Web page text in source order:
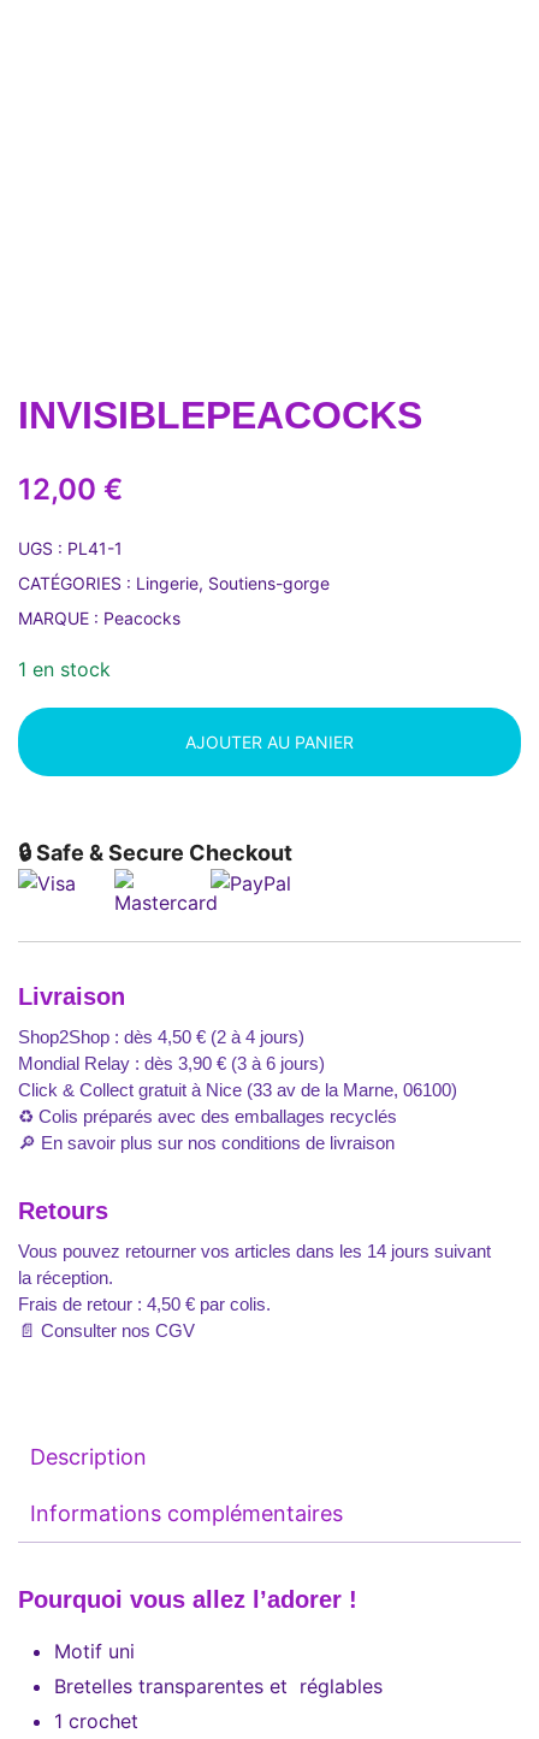
INVISIBLEPEACOCKS
12,00 €
UGS : PL41-1
CATÉGORIES : Lingerie, Soutiens-gorge
MARQUE : Peacocks
1 en stock
AJOUTER AU PANIER
🔒 Safe & Secure Checkout
Livraison
Shop2Shop : dès 4,50 € (2 à 4 jours)
Mondial Relay : dès 3,90 € (3 à 6 jours)
Click & Collect gratuit à Nice (33 av de la Marne, 06100)
♻️ Colis préparés avec des emballages recyclés
🔎 En savoir plus sur nos conditions de livraison
Retours
Vous pouvez retourner vos articles dans les 14 jours suivant
la réception.
Frais de retour : 4,50 € par colis.
📄 Consulter nos CGV
Description
Informations complémentaires
Pourquoi vous allez l’adorer !
Motif uni
Bretelles transparentes et réglables
1 crochet